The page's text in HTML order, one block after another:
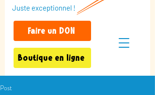
Juste exceptionnel !
Faire un DON
Boutique en ligne
Post